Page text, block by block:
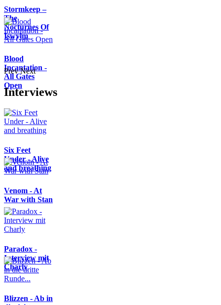
Stormkeep –
The
Nocturnes Of
Iswylm
Blood
Incantation -
All Gates
Open
Prev Next
Interviews
Six Feet
Under - Alive
and breathing
Venom - At
War with Stan
Paradox -
Interview mit
Charly
Blizzen - Ab in